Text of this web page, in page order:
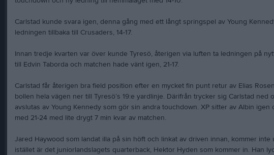
Carlstad kunde svara igen, denna gång med ett långt springspel av Young
ledningen tillbaka till Crusaders, 14-17.
Innan tredje kvarten var över kunde Tyresö, återigen via luften ta ledningen på
till Edvin Taborda och matchen hade vänt igen, 21-17.
Carlstad får återigen bra field position efter en mycket fin punt retur av Elias
bollen hela vägen ner till Tyresö’s 19:e yardlinje. Därifrån trycker sig Carlstad ned
avslutas av Young Kennedy som gör sin andra touchdown. XP sitter av Albin igen
med 21-24 med lite drygt 7 min kvar av matchen.
Jared Haywood som landat illa på sin höft och linkat av driven innan, kommer inte
istället är det juniorlandslagets quarterback, Hektor Hyden som kommer in. Han